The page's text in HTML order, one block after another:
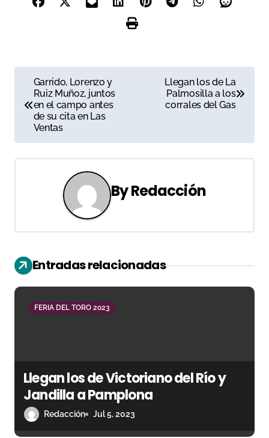
a
e
c
i
ó
n
e
n
t
Garrido, Lorenzo y
Ruiz Muñoz, juntos
en el campo antes
de su cita en Las
Ventas
Llegan los de La
Palmosilla a los
corrales del Gas
ByRedacción
Entradas relacionadas
FERIA DEL TORO 2023
Llegan los de Victoriano del Río y
Jandilla a Pamplona
Redacción Jul 5, 2023